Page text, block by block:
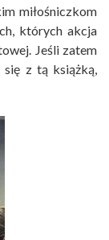
miłośniczkom
których akcja
Jeśli zatem
się z tą książką,